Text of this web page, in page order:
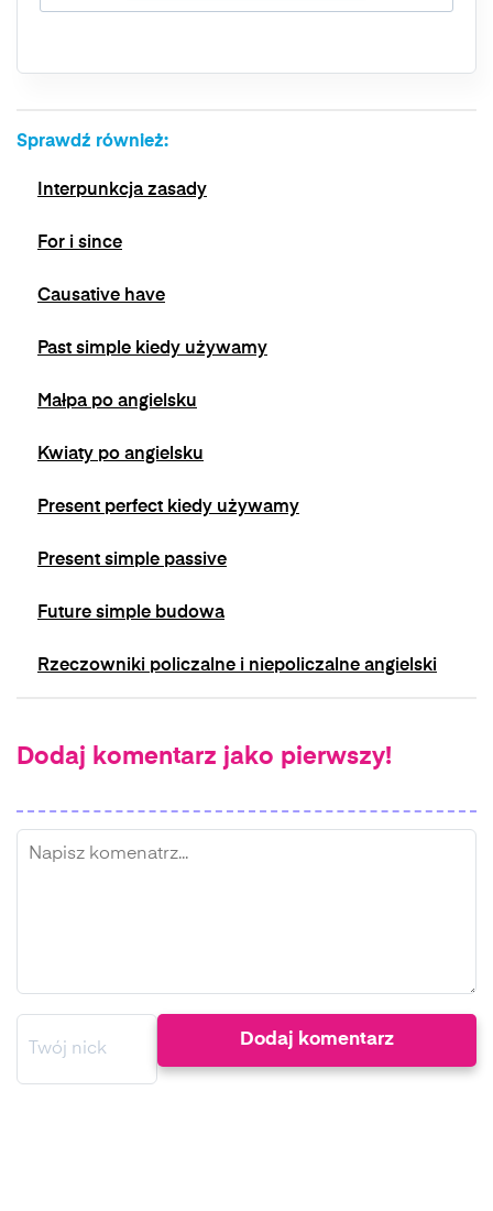
bez wpływu na zgodność z prawem
jest możliwe poprzez kontakt z Administratorem
naciśniecie przycisku "wypisz się" znajdującego
Sprawdź również:
Interpunkcja zasady
For i since
Causative have
Past simple kiedy używamy
Małpa po angielsku
Kwiaty po angielsku
Present perfect kiedy używamy
Present simple passive
Future simple budowa
Rzeczowniki policzalne i niepoliczalne angielski
Dodaj komentarz jako pierwszy!